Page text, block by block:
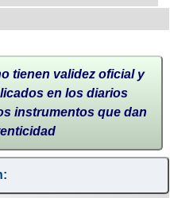
tienen validez oficial y
en los diarios
instrumentos que dan